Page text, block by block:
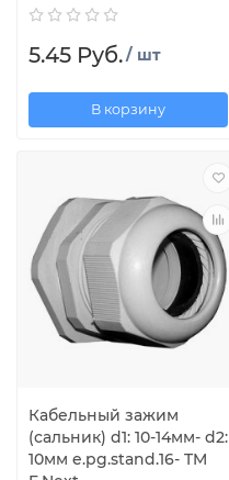
5.45 Руб./ шт
В корзину
Кабельный зажим
(сальник) d1: 10-14мм- d2:
10мм e.pg.stand.16- TM